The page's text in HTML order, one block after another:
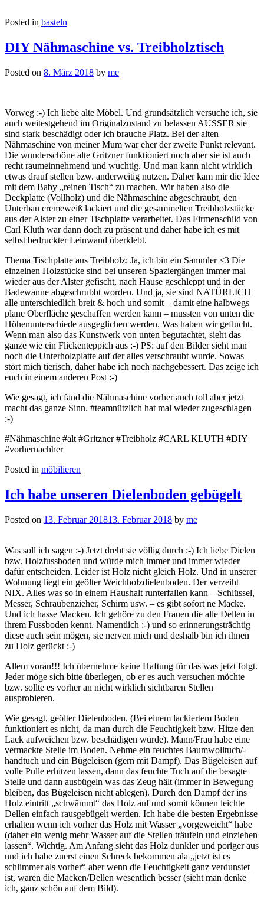
Posted in basteln
DIY Nähmaschine vs. Treibholztisch
Posted on 8. März 2018 by me
Vorweg :-) Ich liebe alte Möbel. Und grundsätzlich versuche ich, sie
auch weitestgehend im Originalzustand zu belassen AUSSER sie
sind stark beschädigt oder ich brauche Platz. Bei der alten
Nähmaschine von meiner Mum war eher der zweite Punkt relevant.
Die wunderschöne alte Gritzner funktioniert noch aber sie ist auch
recht raumeinnehmend und wuchtig. Und man kann nicht wirklich
etwas drauf stellen bzw. anderweitig nutzen. Daher kam mir die Idee
mit dem Baby „reinen Tisch“ zu machen. Wir haben also die
Deckplatte (Vollholz) und die Nähmaschine abgeschraubt, den
Unterbau cremeweiß lackiert und die gesammelten Treibholzstücke
aus der Alster zu einer Tischplatte verarbeitet. Das Firmenschild von
Carl Kluth war dann doch zu präsent und daher habe ich es mit
selbst bedruckter Leinwand überklebt.
Thema Tischplatte aus Treibholz: Ja, ich bin ein Sammler <3 Die
einzelnen Holzstücke sind bei unseren Spaziergängen immer mal
wieder aus der Alster gefischt, nach Hause geschleppt und in der
Badewanne abgeschrubbt worden. Und ja, sie sind NATÜRLICH
alle unterschiedlich breit & hoch und somit – damit eine halbwegs
plane Oberfläche geschaffen werden kann – mussten von unten die
Höhenunterschiede ausgeglichen werden. Was haben wir geflucht.
Wenn man also das Kunstwerk von unten begutachtet, sieht das
ganze wie ein Flickenteppich aus :-) PS: auf den Bilder sieht man
noch die Unterholzplatte auf der alles verschraubt wurde. Sowas
stört mich tierisch, daher habe ich noch nachgebessert. Das zeige ich
euch in einem anderen Post :-)
Wie gesagt, ich fand die Nähmaschine vorher auch toll aber jetzt
macht das ganze Sinn. #teamnützlich hat mal wieder zugeschlagen
:-)
#Nähmaschine #alt #Gritzner #Treibholz #CARL KLUTH #DIY
#vorhernachher
Posted in möbilieren
Ich habe unseren Dielenboden gebügelt
Posted on 13. Februar 201813. Februar 2018 by me
Was soll ich sagen :-) Jetzt dreht sie völlig durch :-) Ich liebe Dielen
bzw. Holzfussboden und würde mich immer und immer wieder
dafür entscheiden. Leider ist Holz nicht gleich Holz. Und in unserer
Wohnung liegt ein geölter Weichholzdielenboden. Der verzeiht
NIX. Alles was so in einem Haushalt runterfallen kann – Schlüssel,
Messer, Schraubenzieher, Schirm usw. – es gibt sofort ne Macke.
Und ich hasse Macken. Ich gehöre zu den Frauen die alle Dellen in
ihrem Fussboden kennt. Namentlich :-) und so erinnerungsträchtig
diese auch sein mögen, sie nerven mich und deshalb bin ich ihnen
zu Holz gerückt :-)
Allem voran!!! Ich übernehme keine Haftung für das was jetzt folgt.
Jeder möge sich bitte überlegen, ob er es auch versuchen möchte
bzw. sollte es vorher an nicht wirklich sichtbaren Stellen
ausprobieren.
Wie gesagt, geölter Dielenboden. (Bei einem lackiertem Boden
funktioniert es nicht, da man durch die Feuchtigkeit bzw. Hitze den
Lack aufweichen bzw. beschädigen würde). Mann/Frau habe eine
vermackte Stelle im Boden. Nehme ein feuchtes Baumwolltuch/-
handtuch und ein Bügeleisen (gern mit Dampf). Das Bügeleisen auf
volle Pulle erhitzen lassen, dann das feuchte Tuch auf die besagte
Stelle und dann ausbügeln was das Zeug hält (immer in Bewegung
bleiben, das Bügeleisen nicht ablegen). Durch den Dampf der ins
Holz eintritt „schwämmt“ das Holz auf und somit können leichte
Dellen einfach rausgebügelt werden. Ich habe die besten Ergebnisse
erhalten wenn ich vorher das Holz mit Wasser „vorgeweicht“ habe
(daher ein wenig mehr Wasser auf die Stellen träufeln und einziehen
lassen“. Wichtig. Am Anfang sieht das Holz dunkler und poriger aus
und ich habe zuerst einen Schreck bekommen ala „jetzt ist es
schlimmer als vorher“ aber wenn die Feuchtigkeit ganz verdunstet
ist, waren die Macken/Dellen wesentlich besser (sieht man denke
ich, ganz schön auf dem Bild).